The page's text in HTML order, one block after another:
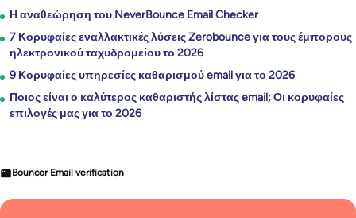
Η αναθεώρηση του NeverBounce Email Checker
7 Κορυφαίες εναλλακτικές λύσεις Zerobounce για τους έμπορους
ηλεκτρονικού ταχυδρομείου το 2026
9 Κορυφαίες υπηρεσίες καθαρισμού email για το 2026
Ποιος είναι ο καλύτερος καθαριστής λίστας email; Οι κορυφαίες
επιλογές μας για το 2026
Bouncer Email verification